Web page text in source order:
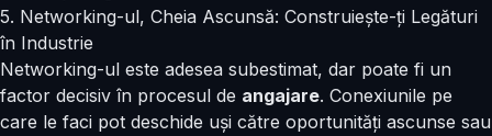
5. Networking-ul, Cheia Ascunsă: Construiește-ți Legături
în Industrie
Networking-ul este adesea subestimat, dar poate fi un
factor decisiv în procesul de angajare. Conexiunile pe
care le faci pot deschide uși către oportunități ascunse sau